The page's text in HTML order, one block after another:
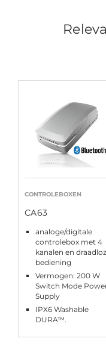
CONTROLEBOXEN
CA63
analoge/digitale
controlebox met 4
kanalen en
bediening
Vermogen: 200 W
Switch Mode
Supply
IPX6 Washable
DURA™.